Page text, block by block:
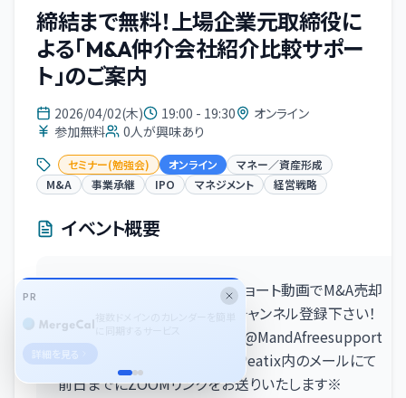
締結まで無料！上場企業元取締役に
よる「M&A仲介会社紹介比較サポー
ト」のご案内
2026/04/02(木) 19:00 - 19:30
オンライン
参加無料
0人が興味あり
セミナー(勉強会) オンライン
マネー／資産形成
M&A
事業承継 IPO マネジメント 経営戦略
イベント概要
※youtubeチャンネルの1分ショート動画でM&A売却
の実情について配信中！是非チャンネル登録下さい！
https://www.youtube.com/@MandAfreesupport
※お申込みいただけましたらPeatix内のメールにて
前日までにZOOMリンクをお送りいたします※
PR
詳細を見る